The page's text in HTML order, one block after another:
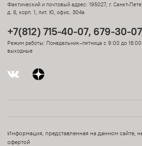
Фактический и почтовый адрес: 195027, г. Санкт-
д. 8, корп. 1, лит. Ю, офис. 304а
+7(812) 715-40-07, 679-30-07
Режим работы: Понедельник–пятница с 9:00 до
выходные
Информация, представленная на данном сайте,
офертой